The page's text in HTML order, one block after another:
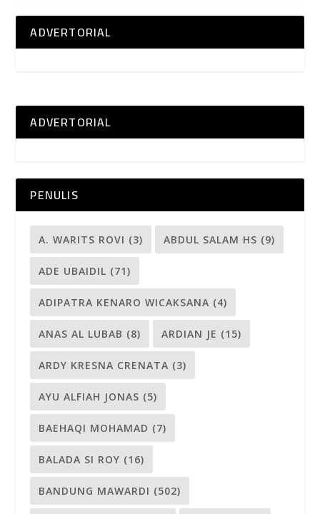
ADVERTORIAL
ADVERTORIAL
PENULIS
A. WARITS ROVI (3) ABDUL SALAM HS (9)
ADE UBAIDIL (71)
ADIPATRA KENARO WICAKSANA (4)
ANAS AL LUBAB (8) ARDIAN JE (15)
ARDY KRESNA CRENATA (3)
AYU ALFIAH JONAS (5)
BAEHAQI MOHAMAD (7)
BALADA SI ROY (16)
BANDUNG MAWARDI (502)